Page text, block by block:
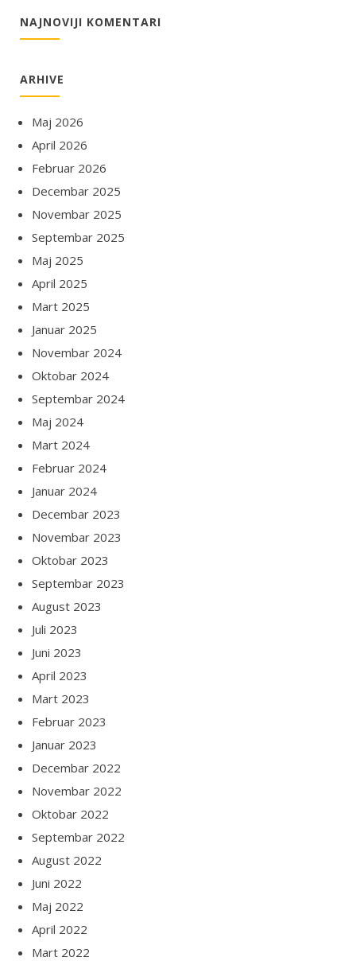
NAJNOVIJI KOMENTARI
ARHIVE
Maj 2026
April 2026
Februar 2026
Decembar 2025
Novembar 2025
Septembar 2025
Maj 2025
April 2025
Mart 2025
Januar 2025
Novembar 2024
Oktobar 2024
Septembar 2024
Maj 2024
Mart 2024
Februar 2024
Januar 2024
Decembar 2023
Novembar 2023
Oktobar 2023
Septembar 2023
August 2023
Juli 2023
Juni 2023
April 2023
Mart 2023
Februar 2023
Januar 2023
Decembar 2022
Novembar 2022
Oktobar 2022
Septembar 2022
August 2022
Juni 2022
Maj 2022
April 2022
Mart 2022